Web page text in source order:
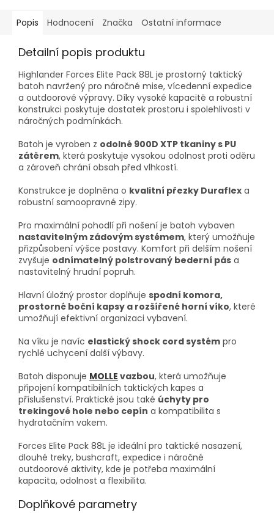
Popis Hodnocení Značka Ostatní informace
Detailní popis produktu
Highlander Forces Elite Pack 88L je prostorný taktický
batoh navržený pro náročné mise, vícedenní expedice
a outdoorové výpravy. Díky vysoké kapacitě a robustní
konstrukci poskytuje dostatek prostoru i spolehlivosti v
náročných podmínkách.
Batoh je vyroben z odolné 900D XTP tkaniny s PU
zátěrem, která poskytuje vysokou odolnost proti oděru
a zároveň chrání obsah před vlhkostí.
Konstrukce je doplněna o kvalitní přezky Duraflex a
robustní samoopravné zipy.
Pro maximální pohodlí při nošení je batoh vybaven
nastavitelným zádovým systémem, který umožňuje
přizpůsobení výšce postavy. Komfort při delším nošení
zvyšuje odnímatelný polstrovaný bederní pás a
nastavitelný hrudní popruh.
Hlavní úložný prostor doplňuje spodní komora,
prostorné boční kapsy a rozšířené horní víko, které
umožňují efektivní organizaci vybavení.
Na víku je navíc elastický shock cord systém pro
rychlé uchycení další výbavy.
Batoh disponuje MOLLE vazbou, která umožňuje
připojení kompatibilních taktických kapes a
příslušenství. Praktické jsou také úchyty pro
trekingové hole nebo cepín a kompatibilita s
hydratačním vakem.
Forces Elite Pack 88L je ideální pro taktické nasazení,
dlouhé treky, bushcraft, expedice i náročné
outdoorové aktivity, kde je potřeba maximální
kapacita, odolnost a flexibilita.
Doplňkové parametry